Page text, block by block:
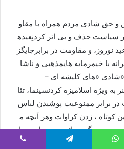
و حق شادی مردم همراه با مقاو
سیاست حذف و بی اثر کردنِعیده
نوروز، و مقاومت در برابرجایگز
با خیمرمایه هایمذهبی و ناشا
«شادی «های کلیشه ای –
به ویژه اسلامیزه کردنسینما، تئا
در برابر ممنوعیت پوشیدن لباس
کوتاه ، زدن کراوات وهر آنچه م
و سوگ ستائی به عنوان سیا
باشد